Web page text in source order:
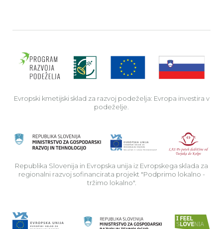
Evropski kmetijski sklad za razvoj podeželja: Evropa investira v
podeželje.
Republika Slovenija in Evropska unija iz Evropskega sklada za
regionalni razvoj sofinancirata projekt "Podprimo lokalno -
tržimo lokalno".